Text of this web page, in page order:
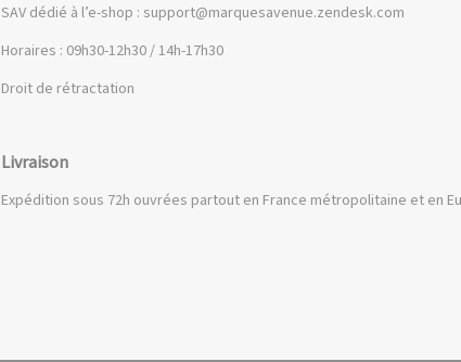
SAV dédié à l’e-shop : support@marquesavenue.zendesk.com
Horaires : 09h30-12h30 / 14h-17h30
Droit de rétractation
Livraison
Expédition sous 72h ouvrées partout en France métropolitaine et en